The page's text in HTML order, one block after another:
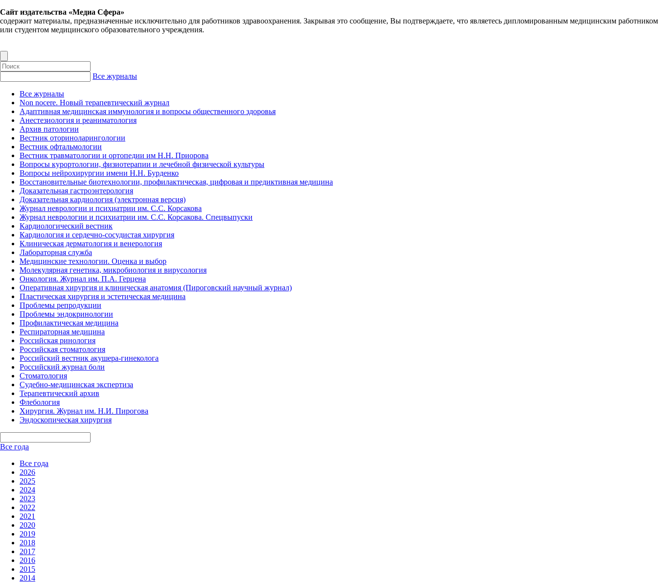
Сайт издательства «Медиа Сфера»
содержит материалы, предназначенные исключительно для работников здравоохранения. Закрывая это сообщение, Вы подтверждаете, что являетесь дипломированным медицинским работником
или студентом медицинского образовательного учреждения.
Все журналы
Все журналы
Non nocere. Новый терапевтический журнал
Адаптивная медицинская иммунология и вопросы общественного здоровья
Анестезиология и реаниматология
Архив патологии
Вестник оториноларингологии
Вестник офтальмологии
Вестник травматологии и ортопедии им Н.Н. Приорова
Вопросы курортологии, физиотерапии и лечебной физической культуры
Вопросы нейрохирургии имени Н.Н. Бурденко
Восстановительные биотехнологии, профилактическая, цифровая и предиктивная медицина
Доказательная гастроэнтерология
Доказательная кардиология (электронная версия)
Журнал неврологии и психиатрии им. С.С. Корсакова
Журнал неврологии и психиатрии им. С.С. Корсакова. Спецвыпуски
Кардиологический вестник
Кардиология и сердечно-сосудистая хирургия
Клиническая дерматология и венерология
Лабораторная служба
Медицинские технологии. Оценка и выбор
Молекулярная генетика, микробиология и вирусология
Онкология. Журнал им. П.А. Герцена
Оперативная хирургия и клиническая анатомия (Пироговский научный журнал)
Пластическая хирургия и эстетическая медицина
Проблемы репродукции
Проблемы эндокринологии
Профилактическая медицина
Респираторная медицина
Российская ринология
Российская стоматология
Российский вестник акушера-гинеколога
Российский журнал боли
Стоматология
Судебно-медицинская экспертиза
Терапевтический архив
Флебология
Хирургия. Журнал им. Н.И. Пирогова
Эндоскопическая хирургия
Все года
Все года
2026
2025
2024
2023
2022
2021
2020
2019
2018
2017
2016
2015
2014